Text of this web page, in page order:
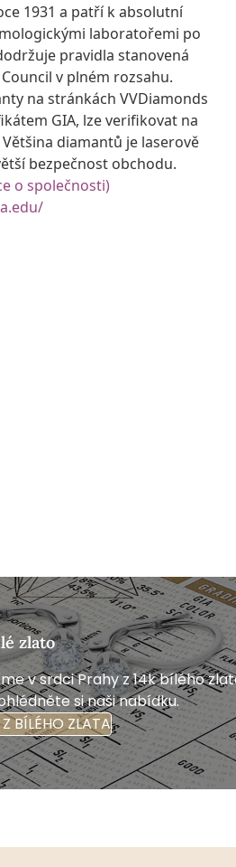
1931 a patří k absolutní
laboratořemi po
pravidla stanovená
v plném rozsahu.
na stránkách VVDiamonds
GIA, lze verifikovat na
diamantů je laserově
bezpečnost obchodu.
o společnosti)
zlato
v srdci Prahy z 14k bílého
si naši nabídku.
BÍLÉHO ZLATA